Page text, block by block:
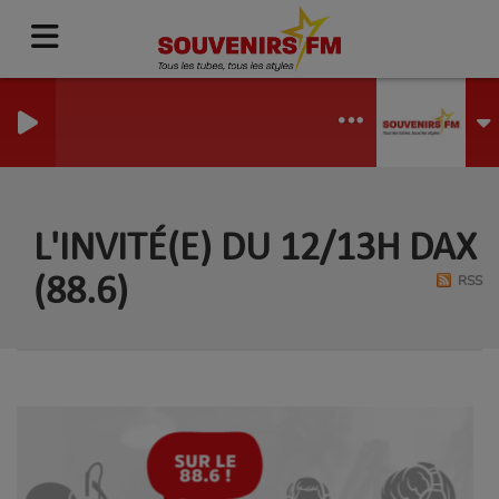
L'INVITÉ(E) DU 12/13H DAX
(88.6)
RSS